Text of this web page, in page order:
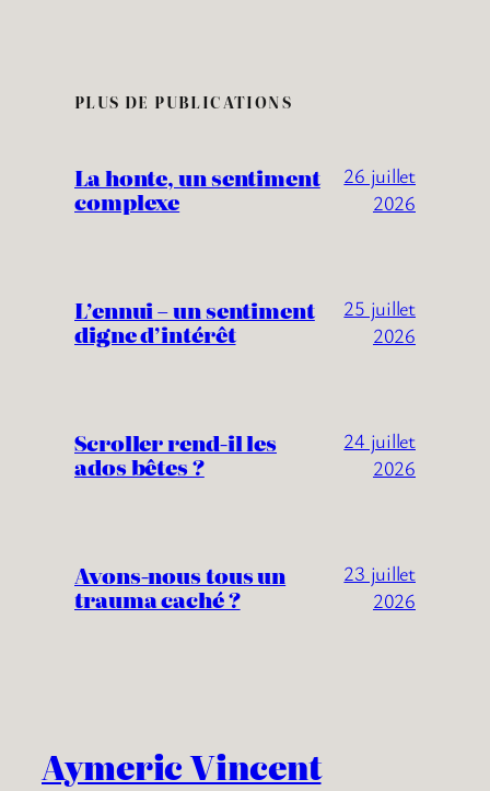
PLUS DE PUBLICATIONS
La honte, un sentiment
complexe
26 juillet
2026
L’ennui – un sentiment
digne d’intérêt
25 juillet
2026
Scroller rend-il les
ados bêtes ?
24 juillet
2026
Avons-nous tous un
trauma caché ?
23 juillet
2026
Aymeric Vincent